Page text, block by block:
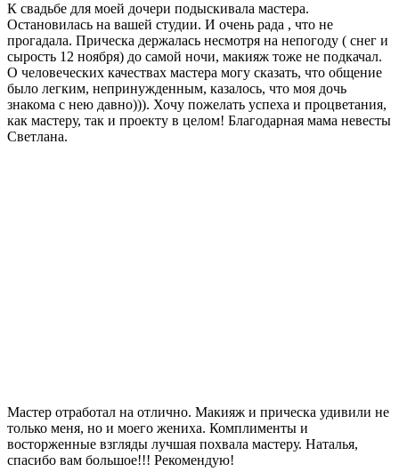
К свадьбе для моей дочери подыскивала мастера.
Остановилась на вашей студии. И очень рада , что не
прогадала. Прическа держалась несмотря на непогоду ( снег и
сырость 12 ноября) до самой ночи, макияж тоже не подкачал.
О человеческих качествах мастера могу сказать, что общение
было легким, непринужденным, казалось, что моя дочь
знакома с нею давно))). Хочу пожелать успеха и процветания,
как мастеру, так и проекту в целом! Благодарная мама невесты
Светлана.
Мастер отработал на отлично. Макияж и прическа удивили не
только меня, но и моего жениха. Комплименты и
восторженные взгляды лучшая похвала мастеру. Наталья,
спасибо вам большое!!! Рекомендую!